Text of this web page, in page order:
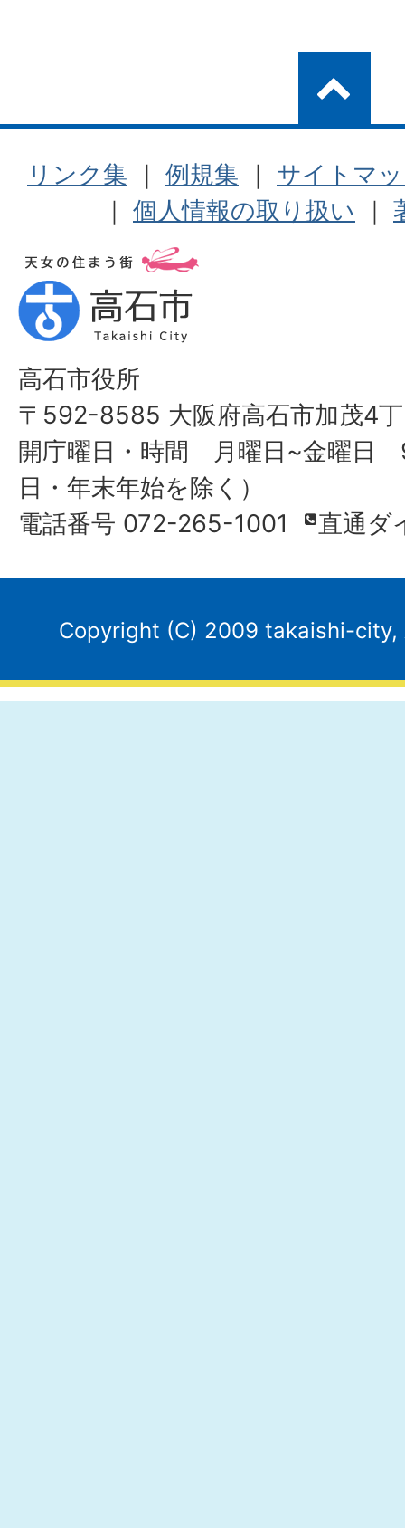
リンク集 ｜ 例規集 ｜ サイトマ
｜ 個人情報の取り扱い ｜
高石市役所
〒592-8585 大阪府高石市加茂4丁
開庁曜日・時間 月曜日~金曜日
日・年末年始を除く）
電話番号 072-265-1001
直通ダ
Copyright (C) 2009 takaishi-city,